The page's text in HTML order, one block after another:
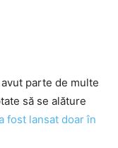
parte de multe
să se alăture
fost lansat doar în